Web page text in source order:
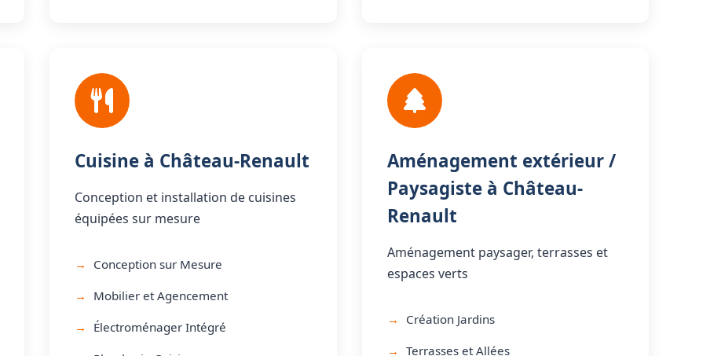
Cuisine à Château-Renault
Conception et installation de cuisines
équipées sur mesure
Conception sur Mesure
Mobilier et Agencement
Électroménager Intégré
Aménagement extérieur /
Paysagiste à Château-
Renault
Aménagement paysager, terrasses et
espaces verts
Création Jardins
Terrasses et Allées